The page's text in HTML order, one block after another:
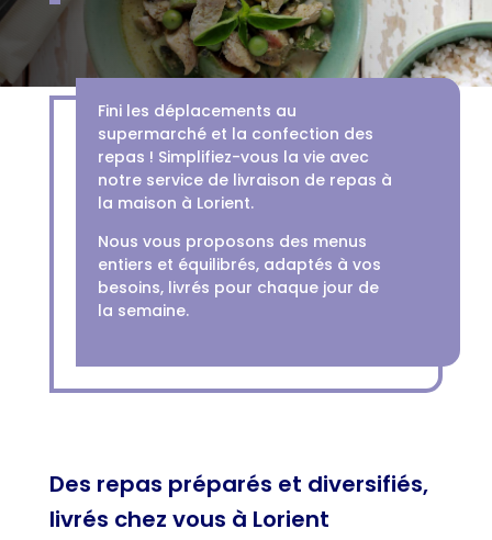
Fini les déplacements au
supermarché et la confection des
repas ! Simplifiez-vous la vie avec
notre service de livraison de repas à
la maison à Lorient.
Nous vous proposons des menus
entiers et équilibrés, adaptés à vos
besoins, livrés pour chaque jour de
la semaine.
Des repas préparés et diversifiés,
livrés chez vous à Lorient